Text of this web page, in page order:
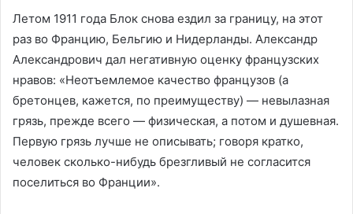
Летом 1911 года Блок снова ездил за границу, на этот
раз во Францию, Бельгию и Нидерланды. Александр
Александрович дал негативную оценку французских
нравов: «Неотъемлемое качество французов (а
бретонцев, кажется, по преимуществу) — невылазная
грязь, прежде всего — физическая, а потом и душевная.
Первую грязь лучше не описывать; говоря кратко,
человек сколько-нибудь брезгливый не согласится
поселиться во Франции».